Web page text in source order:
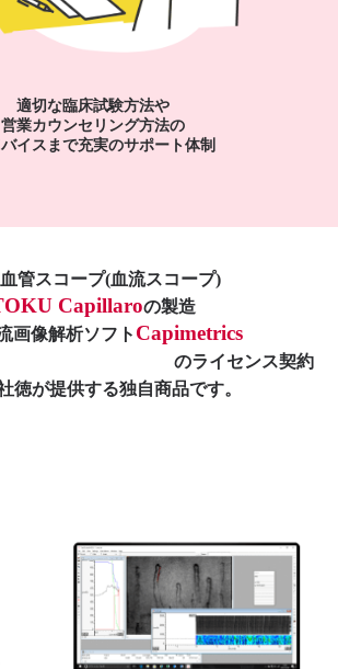
適切な臨床試験方法や
営業カウンセリング方法の
イスまで充実のサポート体制
管スコープ(血流スコープ)
Capillaroの製造
画像解析ソフト Capimetrics
のライセンス契約
徳が提供する独自商品です。